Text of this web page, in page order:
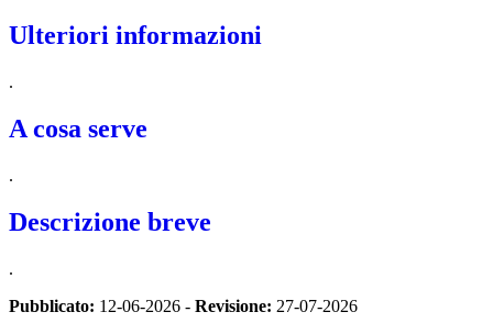
Ulteriori informazioni
.
A cosa serve
.
Descrizione breve
.
Pubblicato: 12-06-2026 - Revisione: 27-07-2026